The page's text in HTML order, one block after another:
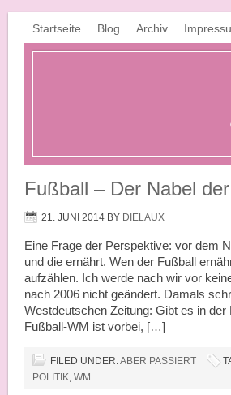
Startseite Blog Archiv
Fußball – Der Nabel
21. JUNI 2014 BY DIELAUX
Eine Frage der Perspektive: vor dem
und die ernährt. Wen der Fußball
aufzählen. Ich werde nach wir vor
nach 2006 nicht geändert. Damals
Westdeutschen Zeitung: Gibt es in
Fußball-WM ist vorbei, […]
FILED UNDER:ABER PASSIERT
POLITIK, WM